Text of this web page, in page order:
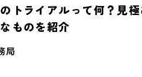
トライアルって何？見
ものを紹介
局